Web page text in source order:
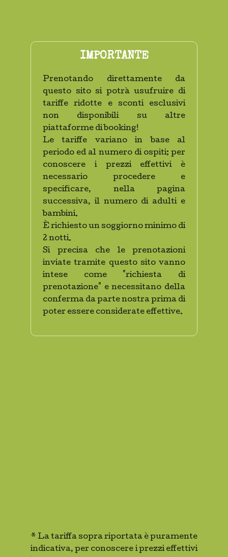
IMPORTANTE
Prenotando direttamente da
questo sito si potrà usufruire di
tariffe ridotte e sconti esclusivi
non disponibili su altre
piattaforme di booking!
Le tariffe variano in base al
periodo ed al numero di ospiti; per
conoscere i prezzi effettivi è
necessario procedere e
specificare, nella pagina
successiva, il numero di adulti e
bambini.
È richiesto un soggiorno minimo di
2 notti.
Si precisa che le prenotazioni
inviate tramite questo sito vanno
intese come "richiesta di
prenotazione" e necessitano della
conferma da parte nostra prima di
poter essere considerate effettive.
* La tariffa sopra riportata è puramente
indicativa, per conoscere i prezzi effettivi